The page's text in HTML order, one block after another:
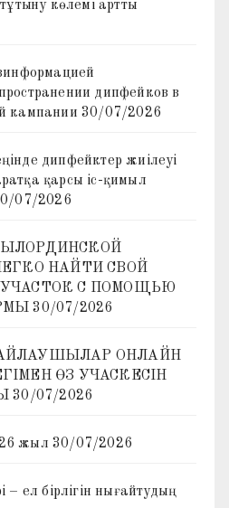
көлемі артты
дипфейков в
кампании 30/07/2026
дипфейктер жиілеуі
қарсы іс-қимыл
07/2026
НАЙТИ СВОЙ
С ПОМОЩЬЮ
30/07/2026
ОНЛАЙН
ӨЗ УЧАСКЕСІН
30/07/2026
жыл 30/07/2026
– ел бірлігін нығайтудың